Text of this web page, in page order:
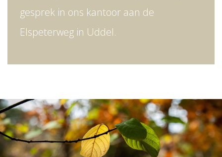
gesprek in ons kantoor aan de
Elspeterweg in Uddel.